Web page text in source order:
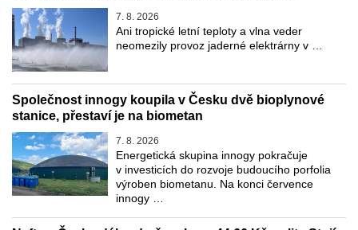
7. 8. 2026
Ani tropické letní teploty a vlna veder
neomezily provoz jaderné elektrárny v …
Společnost innogy koupila v Česku dvě bioplynové
stanice, přestaví je na biometan
7. 8. 2026
Energetická skupina innogy pokračuje
v investicích do rozvoje budoucího porfolia
výroben biometanu. Na konci července
innogy …